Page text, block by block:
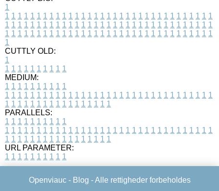
1
1 1 1 1 1 1 1 1 1 1 1 1 1 1 1 1 1 1 1 1 1 1 1 1 1 1 1 1 1 1 1 1 1
1 1 1 1 1 1 1 1 1 1 1 1 1 1 1 1 1 1 1 1 1 1 1 1 1 1 1 1 1 1 1 1 1
1 1 1 1 1 1 1 1 1 1 1 1 1 1 1 1 1 1 1 1 1 1 1 1 1 1 1 1 1 1 1 1 1
1
CUTTLY OLD:
1
1 1 1 1 1 1 1 1 1 1
MEDIUM:
1 1 1 1 1 1 1 1 1 1
1 1 1 1 1 1 1 1 1 1 1 1 1 1 1 1 1 1 1 1 1 1 1 1 1 1 1 1 1 1 1 1 1
1 1 1 1 1 1 1 1 1 1 1 1 1 1 1 1 1
PARALLELS:
1 1 1 1 1 1 1 1 1 1
1 1 1 1 1 1 1 1 1 1 1 1 1 1 1 1 1 1 1 1 1 1 1 1 1 1 1 1 1 1 1 1 1
1 1 1 1 1 1 1 1 1 1 1 1 1 1 1 1 1
URL PARAMETER:
1 1 1 1 1 1 1 1 1 1
Openviauc - Blog - Alle rettigheder forbeholdes